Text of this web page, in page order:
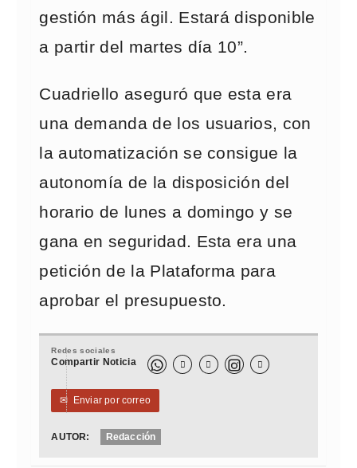
gestión más ágil. Estará disponible
a partir del martes día 10”.
Cuadriello aseguró que esta era
una demanda de los usuarios, con
la automatización se consigue la
autonomía de la disposición del
horario de lunes a domingo y se
gana en seguridad. Esta era una
petición de la Plataforma para
aprobar el presupuesto.
Redes sociales
Compartir Noticia   
✉ Enviar por correo
AUTOR: Redacción